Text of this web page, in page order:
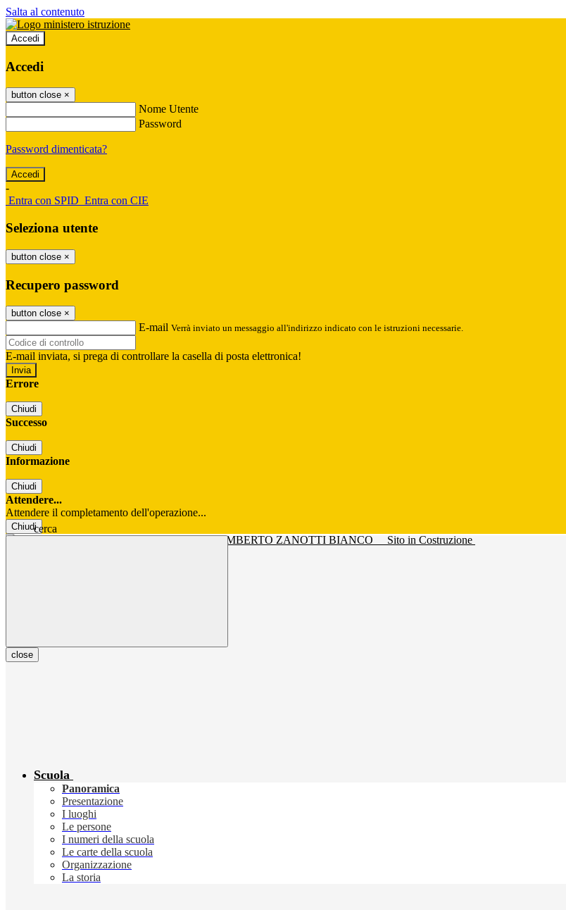
Salta al contenuto
Accedi
Accedi
button close ×
Nome Utente
Password
Password dimenticata?
-
Entra con SPID Entra con CIE
Seleziona utente
button close ×
Recupero password
button close ×
E-mail Verrà inviato un messaggio all'indirizzo indicato con le istruzioni necessarie.
E-mail inviata, si prega di controllare la casella di posta elettronica!
Errore
Chiudi
Successo
Chiudi
Informazione
Chiudi
Attendere...
Attendere il completamento dell'operazione...
Chiudi
Sito in Costruzione
cerca
close
Scuola
Panoramica
Presentazione
I luoghi
Le persone
I numeri della scuola
Le carte della scuola
Organizzazione
La storia